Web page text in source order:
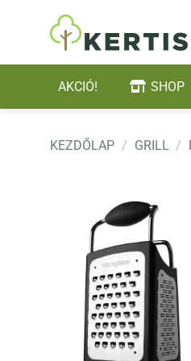
AKCIÓ! SHOP
KEZDŐLAP / GRILL /